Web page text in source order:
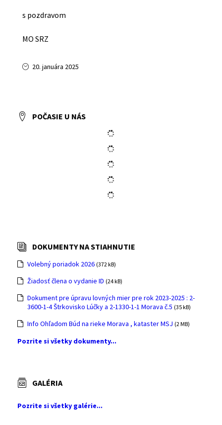
s pozdravom
MO SRZ
20. januára 2025
POČASIE U NÁS
DOKUMENTY NA STIAHNUTIE
Volebný poriadok 2026 (372 kB)
Žiadosť člena o vydanie ID (24 kB)
Dokument pre úpravu lovných mier pre rok 2023-2025 : 2-
3600-1-4 Štrkovisko Lúčky a 2-1330-1-1 Morava č.5 (35 kB)
Info Ohľadom Búd na rieke Morava , kataster MSJ (2 MB)
Pozrite si všetky dokumenty...
GALÉRIA
Pozrite si všetky galérie...